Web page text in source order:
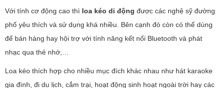
Với tính cơ động cao thì loa kéo di động được các nghệ sỹ đường
phố yêu thích và sử dụng khá nhiều. Bên cạnh đó còn có thể dùng
để bán hàng hay hội trợ với tính năng kết nối Bluetooth và phát
nhạc qua thẻ nhớ,…
Loa kéo thích hợp cho nhiều mục đích khác nhau như hát karaoke
gia đình, đi du lịch, cắm trại, hoạt động sinh hoạt ngoài trời hay các